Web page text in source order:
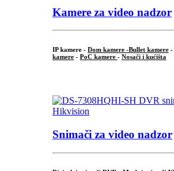
Kamere za video nadzor
IP kamere - Dom kamere -Bullet kamere -
kamere - PoC kamere - Nosači i kućišta
Snimači za video nadzor